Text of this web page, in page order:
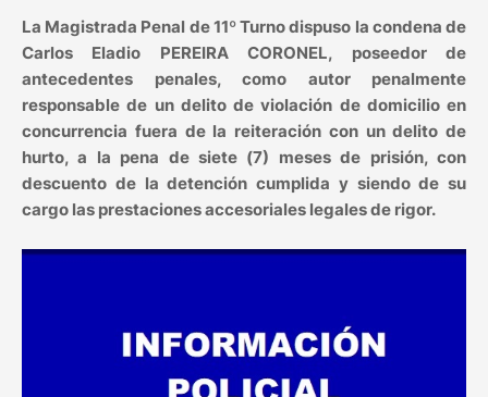
La Magistrada Penal de 11º Turno dispuso la condena de
Carlos Eladio PEREIRA CORONEL, poseedor de
antecedentes penales, como autor penalmente
responsable de un delito de violación de domicilio en
concurrencia fuera de la reiteración con un delito de
hurto, a la pena de siete (7) meses de prisión, con
descuento de la detención cumplida y siendo de su
cargo las prestaciones accesoriales legales de rigor.